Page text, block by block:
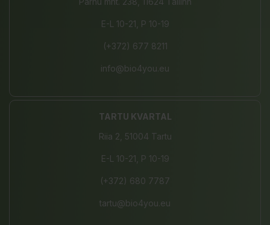
E-L 10-21, P 10-19
(+372) 677 8211
info@bio4you.eu
TARTU KVARTAL
Riia 2, 51004 Tartu
E-L 10-21, P 10-19
(+372) 680 7787
tartu@bio4you.eu